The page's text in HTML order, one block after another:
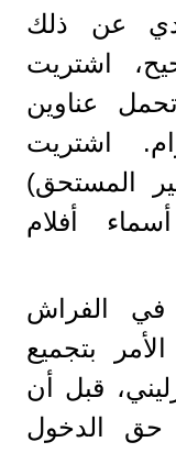
عن ذلك
اشتريت
عناوين
اشتريت
المستحق)
أفلام
الفراش
بتجميع
إسترليني، قبل أن
حق الدخول